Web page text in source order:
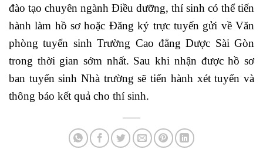
đào tạo chuyên ngành Điều dưỡng, thí sinh có thể tiến
hành làm hồ sơ hoặc Đăng ký trực tuyến gửi về Văn
phòng tuyển sinh Trường Cao đẳng Dược Sài Gòn
trong thời gian sớm nhất. Sau khi nhận được hồ sơ
ban tuyển sinh Nhà trường sẽ tiến hành xét tuyển và
thông báo kết quả cho thí sinh.